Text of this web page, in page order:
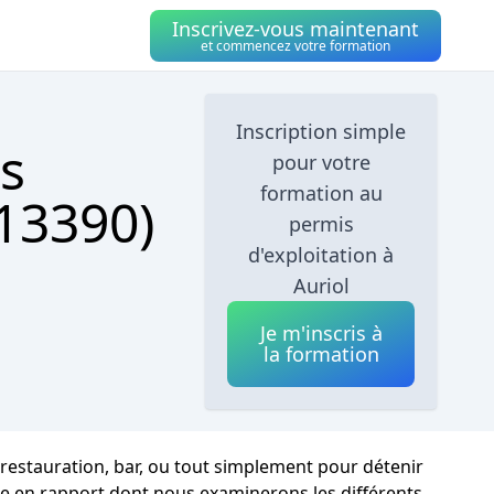
Inscrivez-vous maintenant
et commencez votre formation
Inscription simple
pour votre
formation au
permis
d'exploitation à
Auriol
Je m'inscris à
la formation
bar, ou tout simplement pour détenir